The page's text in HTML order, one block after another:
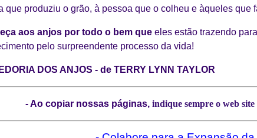
que produziu o grão, à pessoa que o colheu e àqueles que
aos anjos por todo o bem queeles estão trazendo
pelo surpreendente processo da vida!
DOS ANJOS - de TERRY LYNN TAYLOR
- Ao copiar nossas páginas, indique sempre o web site